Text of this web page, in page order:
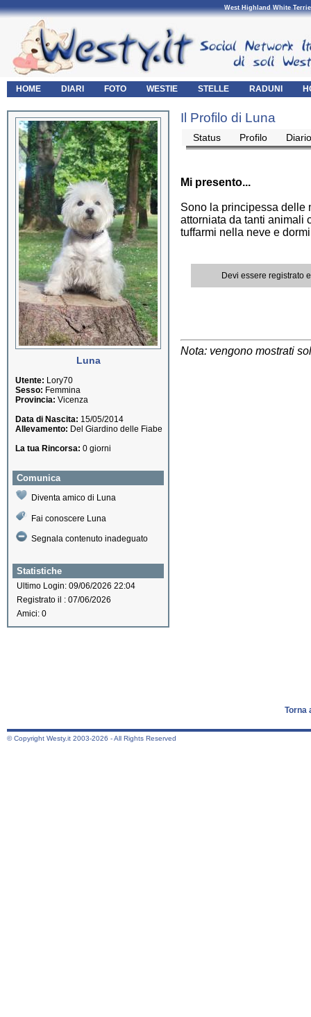
West Highland White
HOME DIARI FOTO WESTIE STELLE RADUNI
Luna
Utente: Lory70
Sesso: Femmina
Provincia: Vicenza
Data di Nascita: 15/05/2014
Allevamento: Del Giardino delle Fiabe
La tua Rincorsa: 0 giorni
Comunica
Diventa amico di Luna
Fai conoscere Luna
Segnala contenuto inadeguato
Statistiche
Ultimo Login: 09/06/2026 22:04
Registrato il : 07/06/2026
Amici: 0
Il Profilo di Luna
Status Profilo Diario
Mi presento...
Sono la principessa delle
attorniata da tanti animali
tuffarmi nella neve e
Devi essere registrato
Nota: vengono mostrati
Torna
© Copyright Westy.it 2003-2026 - All Rights Reserved